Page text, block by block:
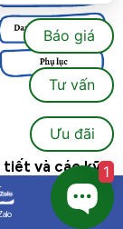
tiết và các kỹ
cáo hoặc tiểu
Ưu đãi
Báo giá
Tư vấn
Ưu đãi
1